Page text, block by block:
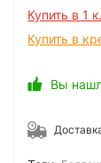
Купить в 1
Купить в
Вы